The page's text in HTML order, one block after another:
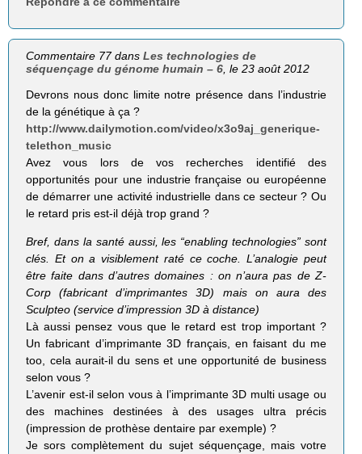
Commentaire 77 dansLes technologies de
séquençage du génome humain – 6 , le 23 août 2012
Devrons nous donc limite notre présence dans l’industrie
de la génétique à ça ?
http://www.dailymotion.com/video/x3o9aj_generique-
telethon_music
Avez vous lors de vos recherches identifié des
opportunités pour une industrie française ou européenne
de démarrer une activité industrielle dans ce secteur ? Ou
le retard pris est-il déjà trop grand ?
Bref, dans la santé aussi, les “enabling tech­no­lo­gies” sont
clés. Et on a visi­ble­ment raté ce coche. L’analogie peut
être faite dans d’autres domaines : on n’aura pas de Z-
Corp (fabri­cant d’imprimantes 3D) mais on aura des
Sculp­teo (ser­vice d’impression 3D à dis­tance)
Là aussi pensez vous que le retard est trop important ?
Un fabricant d’imprimante 3D français, en faisant du me
too, cela aurait-il du sens et une opportunité de business
selon vous ?
L’avenir est-il selon vous à l’imprimante 3D multi usage ou
des machines destinées à des usages ultra précis
(impression de prothèse dentaire par exemple) ?
Je sors complètement du sujet séquençage, mais votre